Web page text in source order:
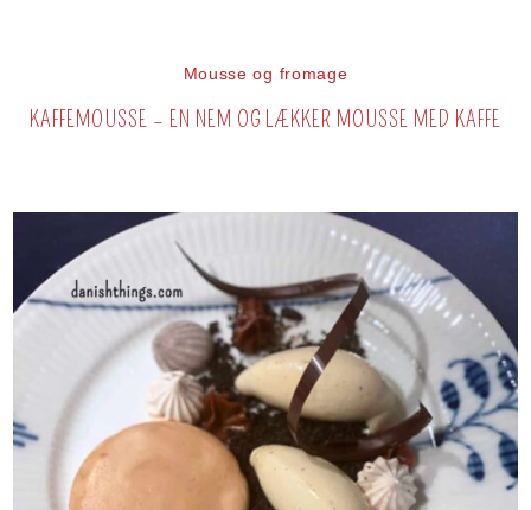
Mousse og fromage
KAFFEMOUSSE – EN NEM OG LÆKKER MOUSSE MED KAFFE